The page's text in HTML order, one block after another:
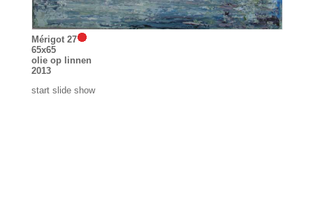
Mérigot 27
65x65
olie op linnen
2013
start slide show